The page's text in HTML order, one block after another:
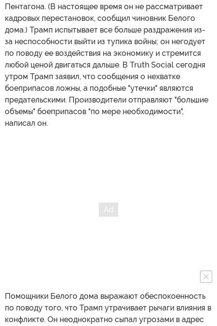
Пентагона. (В настоящее время он не рассматривает
кадровых перестановок, сообщил чиновник Белого
дома.) Трамп испытывает все больше раздражения из-
за неспособности выйти из тупика войны; он негодует
по поводу ее воздействия на экономику и стремится
любой ценой двигаться дальше. В Truth Social сегодня
утром Трамп заявил, что сообщения о нехватке
боеприпасов ложны, а подобные "утечки" являются
предательскими. Производители отправляют "большие
объемы" боеприпасов "по мере необходимости",
написал он.
Помощники Белого дома выражают обеспокоенность
по поводу того, что Трамп утрачивает рычаги влияния в
конфликте. Он неоднократно сыпал угрозами в адрес